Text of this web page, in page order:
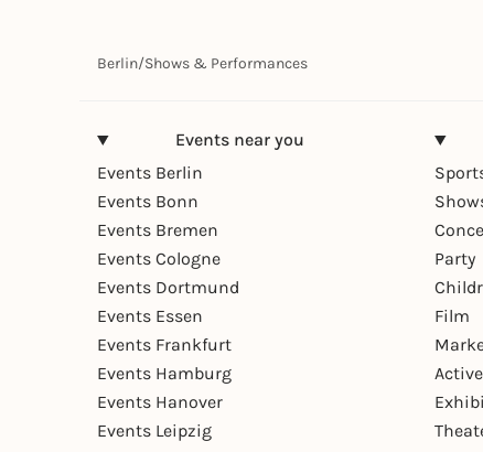
Berlin/Shows & Performances
Events near you
Events Berlin
Events Bonn
Events Bremen
Events Cologne
Events Dortmund
Events Essen
Events Frankfurt
Events Hamburg
Events Hanover
Events Leipzig
Party
Film